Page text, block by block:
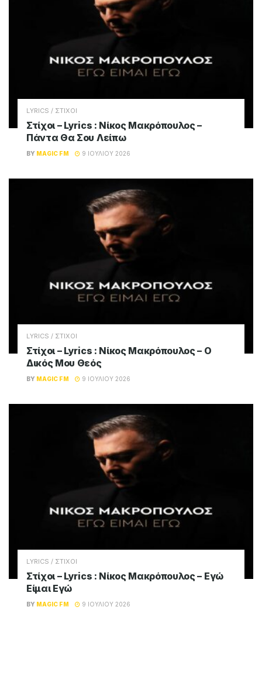
LYRICS / ΣΤΙΧΟΙ
Στίχοι – Lyrics : Νίκος Μακρόπουλος –
Πάντα Θα Σου Λείπω
BY MAGIC FM 9 ΙΟΥΛΊΟΥ 2026
LYRICS / ΣΤΙΧΟΙ
Στίχοι – Lyrics : Νίκος Μακρόπουλος – Ο
Δικός Μου Θεός
BY MAGIC FM 9 ΙΟΥΛΊΟΥ 2026
LYRICS / ΣΤΙΧΟΙ
Στίχοι – Lyrics : Νίκος Μακρόπουλος – Εγώ
Είμαι Εγώ
BY MAGIC FM 9 ΙΟΥΛΊΟΥ 2026